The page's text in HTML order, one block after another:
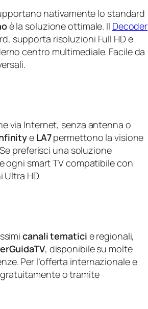
nativamente lo standard
è la soluzione ottimale. Il Decoder
supporta risoluzioni Full HD e
centro multimediale. Facile da
via Internet, senza antenna o
e LA7permettono la visione
preferisci una soluzione
ogni smart TV compatibile con
HD.
canali tematici e regionali,
, disponibile su molte
Per l’offerta internazionale e
o tramite